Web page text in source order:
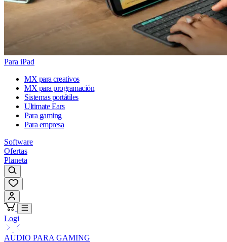
Para iPad
MX para creativos
MX para programación
Sistemas portátiles
Ultimate Ears
Para gaming
Para empresa
Software
Ofertas
Planeta
Logi
AUDIO PARA GAMING